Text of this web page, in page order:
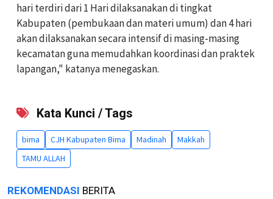
hari terdiri dari 1 Hari dilaksanakan di tingkat
Kabupaten (pembukaan dan materi umum) dan 4 hari
akan dilaksanakan secara intensif di masing-masing
kecamatan guna memudahkan koordinasi dan praktek
lapangan," katanya menegaskan.
Kata Kunci / Tags
bima CJH Kabupaten Bima Madinah
Makkah
TAMU ALLAH
REKOMENDASI BERITA